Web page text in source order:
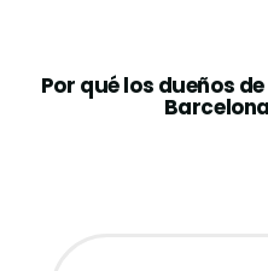
Por qué los dueños